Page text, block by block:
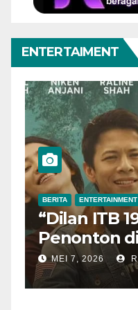
ENTERTAIMENT
Sepi
Perdana,
Cerita
RAGAM BAHASA